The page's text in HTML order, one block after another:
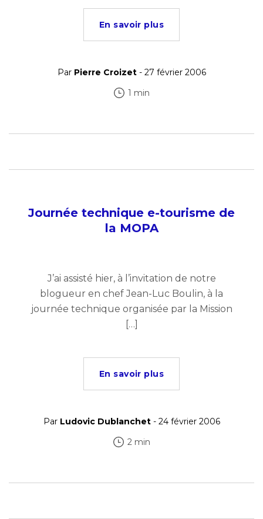
En savoir plus
Par Pierre Croizet- 27 février 2006
1 min
Journée technique e-tourisme de
la MOPA
J’ai assisté hier, à l’invitation de notre
blogueur en chef Jean-Luc Boulin, à la
journée technique organisée par la Mission
[…]
En savoir plus
Par Ludovic Dublanchet- 24 février 2006
2 min